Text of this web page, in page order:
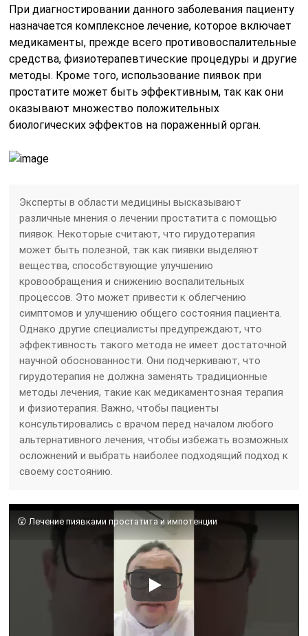
При диагностировании данного заболевания пациенту
назначается комплексное лечение, которое включает
медикаменты, прежде всего противовоспалительные
средства, физиотерапевтические процедуры и другие
методы. Кроме того, использование пиявок при
простатите может быть эффективным, так как они
оказывают множество положительных
биологических эффектов на пораженный орган.
Эксперты в области медицины высказывают
различные мнения о лечении простатита с помощью
пиявок. Некоторые считают, что гирудотерапия
может быть полезной, так как пиявки выделяют
вещества, способствующие улучшению
кровообращения и снижению воспалительных
процессов. Это может привести к облегчению
симптомов и улучшению общего состояния пациента.
Однако другие специалисты предупреждают, что
эффективность такого метода не имеет достаточной
научной обоснованности. Они подчеркивают, что
гирудотерапия не должна заменять традиционные
методы лечения, такие как медикаментозная терапия
и физиотерапия. Важно, чтобы пациенты
консультировались с врачом перед началом любого
альтернативного лечения, чтобы избежать возможных
осложнений и выбрать наиболее подходящий подход к
своему состоянию.
😲 Лечение пиявками простатита и импотенции